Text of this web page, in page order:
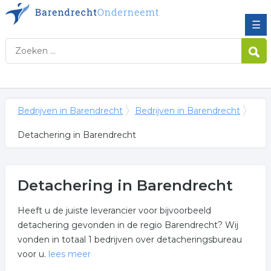
☰
Bedrijven in Barendrecht Bedrijven in Barendrecht
Detachering in Barendrecht
Detachering in Barendrecht
Heeft u de juiste leverancier voor bijvoorbeeld
detachering gevonden in de regio Barendrecht? Wij
vonden in totaal 1 bedrijven over detacheringsbureau
voor u. lees meer